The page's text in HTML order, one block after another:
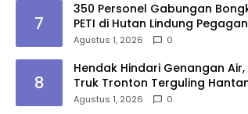
7
350 Personel Gabungan
PETI di Hutan Lindung Pegagan
Hilir, 47 Camp dan Puluhan
Agustus 1, 2026 0
8
Hendak Hindari Genangan Air,
Truk Tronton Terguling
Pembatas Jalan di Jalinsum
Agustus 1, 2026 0